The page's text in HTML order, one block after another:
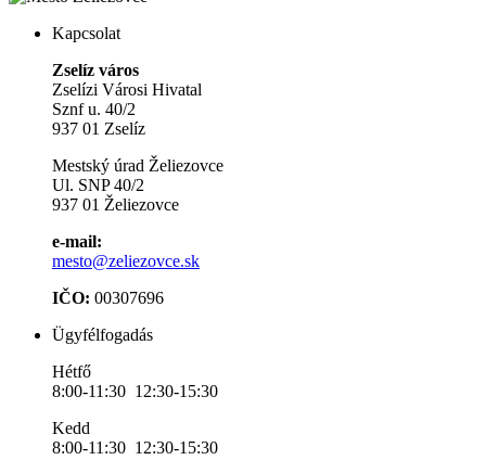
Kapcsolat
Zselíz város
Zselízi Városi Hivatal
Sznf u. 40/2
937 01 Zselíz
Mestský úrad Želiezovce
Ul. SNP 40/2
937 01 Želiezovce
e-mail:
mesto@zeliezovce.sk
IČO: 00307696
Ügyfélfogadás
Hétfő
8:00-11:30 12:30-15:30
Kedd
8:00-11:30 12:30-15:30